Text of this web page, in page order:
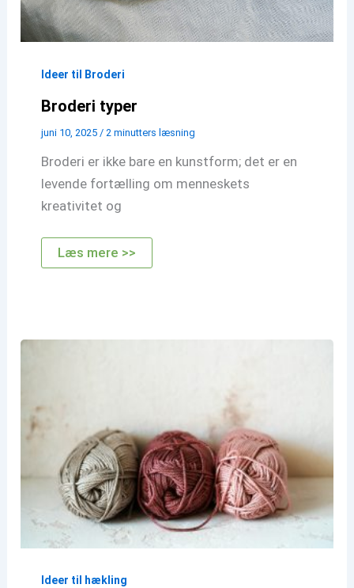
Ideer til Broderi
Broderi typer
juni 10, 2025 / 2 minutters læsning
Broderi er ikke bare en kunstform; det er en
levende fortælling om menneskets
kreativitet og
Broderi
typer
Læs mere >>
Ideer til hækling